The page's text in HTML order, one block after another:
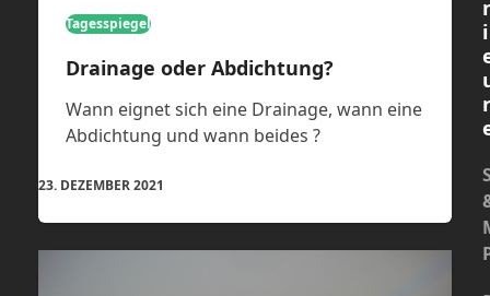
Tagesspiegel
Drainage oder Abdichtung?
Wann eignet sich eine Drainage, wann eine
Abdichtung und wann beides ?
23. DEZEMBER 2021
i
r